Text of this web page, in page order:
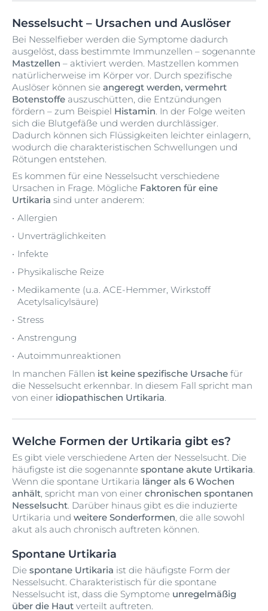
Nesselsucht – Ursachen und Auslöser
Bei Nesselfieber werden die Symptome dadurch
ausgelöst, dass bestimmte Immunzellen – sogenannte
Mastzellen – aktiviert werden. Mastzellen kommen
natürlicherweise im Körper vor. Durch spezifische
Auslöser können sie angeregt werden, vermehrt
Botenstoffe auszuschütten, die Entzündungen
fördern – zum Beispiel Histamin. In der Folge weiten
sich die Blutgefäße und werden durchlässiger.
Dadurch können sich Flüssigkeiten leichter einlagern,
wodurch die charakteristischen Schwellungen und
Rötungen entstehen.
Es kommen für eine Nesselsucht verschiedene
Ursachen in Frage. Mögliche Faktoren für eine
Urtikaria sind unter anderem:
Allergien
Unverträglichkeiten
Infekte
Physikalische Reize
Medikamente (u.a. ACE-Hemmer, Wirkstoff
Acetylsalicylsäure)
Stress
Anstrengung
Autoimmunreaktionen
In manchen Fällen ist keine spezifische Ursache für
die Nesselsucht erkennbar. In diesem Fall spricht man
von einer idiopathischen Urtikaria.
Welche Formen der Urtikaria gibt es?
Es gibt viele verschiedene Arten der Nesselsucht. Die
häufigste ist die sogenannte spontane akute Urtikaria.
Wenn die spontane Urtikaria länger als 6 Wochen
anhält, spricht man von einer chronischen spontanen
Nesselsucht. Darüber hinaus gibt es die induzierte
Urtikaria und weitere Sonderformen, die alle sowohl
akut als auch chronisch auftreten können.
Spontane Urtikaria
Die spontane Urtikaria ist die häufigste Form der
Nesselsucht. Charakteristisch für die spontane
Nesselsucht ist, dass die Symptome unregelmäßig
über die Haut verteilt auftreten.